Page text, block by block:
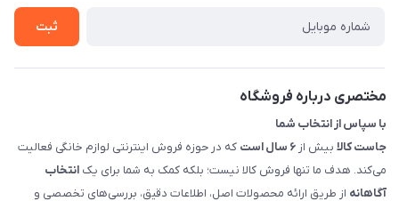
روش های بازگرداندن کالا
ثبت
مختصری درباره فروشگاه
با سپاس از انتخاب شما
جاست کالا بیش از ۶ سال است
که در حوزه فروش اینترنتی لوازم خانگی فعالیت
می‌کند. هدف ما تنها فروش کالا نیست؛ بلکه کمک به شما برای یک انتخاب
آگاهانه از طریق ارائه محصولات اصل، اطلاعات دقیق، بررسی‌های تخصصی و